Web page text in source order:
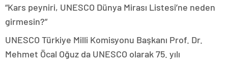
“Kars peyniri, UNESCO Dünya Mirası Listesi’ne neden
girmesin?”
UNESCO Türkiye Milli Komisyonu Başkanı Prof. Dr.
Mehmet Öcal Oğuz da UNESCO olarak 75. yılı